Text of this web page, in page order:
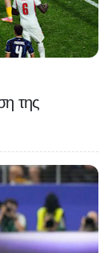
της